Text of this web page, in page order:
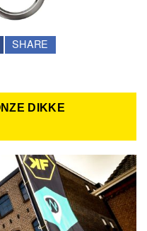
SHARE
DIKKE